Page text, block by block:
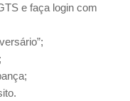
e faça login com